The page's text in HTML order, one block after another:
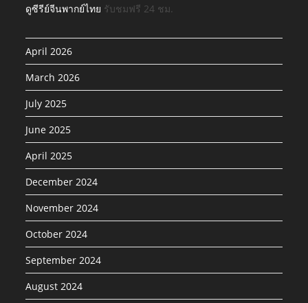
ดูซีรีย์จีนพากย์ไทย รับชมฟรี 24 ชม.
April 2026
March 2026
July 2025
June 2025
April 2025
December 2024
November 2024
October 2024
September 2024
August 2024